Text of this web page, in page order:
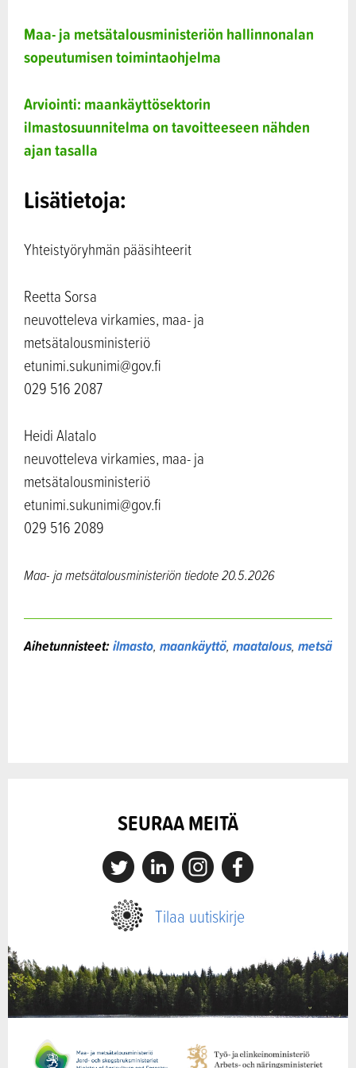
Maa- ja metsätalousministeriön hallinnonalan
sopeutumisen toimintaohjelma
Arviointi: maankäyttösektorin
ilmastosuunnitelma on tavoitteeseen nähden
ajan tasalla
Lisätietoja:
Yhteistyöryhmän pääsihteerit
Reetta Sorsa
neuvotteleva virkamies, maa- ja
metsätalousministeriö
etunimi.sukunimi@gov.fi
029 516 2087
Heidi Alatalo
neuvotteleva virkamies, maa- ja
metsätalousministeriö
etunimi.sukunimi@gov.fi
029 516 2089
Maa- ja metsätalousministeriön tiedote 20.5.2026
Aihetunnisteet:ilmasto, maankäyttö, maatalous, metsä
SEURAA MEITÄ
X LinkedinInstagramFacebook
Tilaa uutiskirje